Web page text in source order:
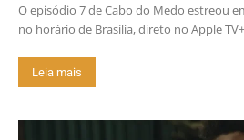
O episódio 7 de Cabo do Medo estreou
no horário de Brasília, direto no Apple
Leia mais